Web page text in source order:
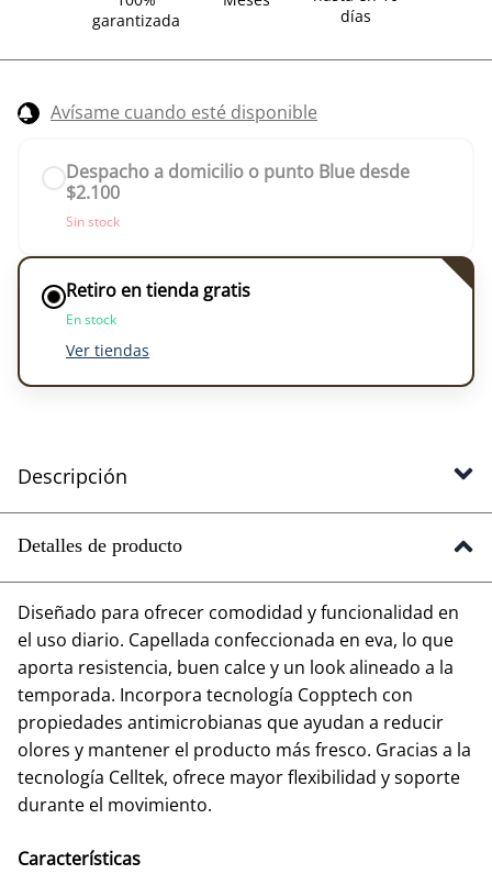
garantizada
días
Avísame cuando esté disponible
Despacho a domicilio o punto Blue desde
$2.100
Sin stock
Retiro en tienda gratis
En stock
Ver tiendas
Descripción
Detalles de producto
Diseñado para ofrecer comodidad y funcionalidad en
el uso diario. Capellada confeccionada en eva, lo que
aporta resistencia, buen calce y un look alineado a la
temporada. Incorpora tecnología Copptech con
propiedades antimicrobianas que ayudan a reducir
olores y mantener el producto más fresco. Gracias a la
tecnología Celltek, ofrece mayor flexibilidad y soporte
durante el movimiento.
Características